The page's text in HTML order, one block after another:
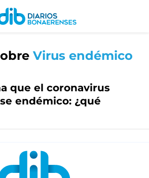
Virus endémico
que el coronavirus
endémico: ¿qué